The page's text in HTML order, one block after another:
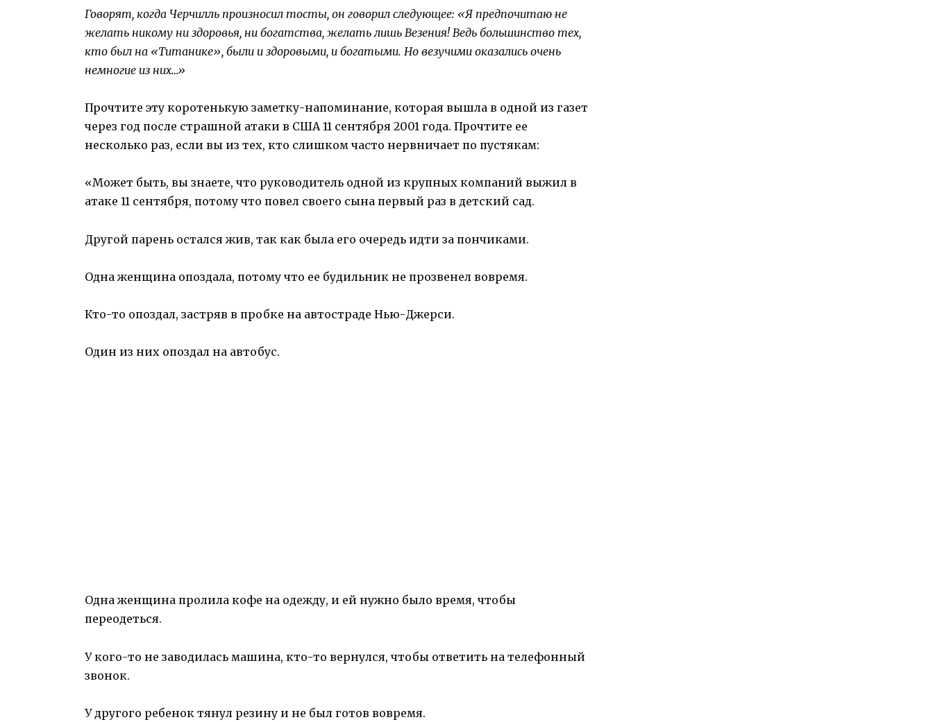
Говорят, когда Черчилль произносил тосты, он говорил следующее: «Я предпочитаю не
желать никому ни здоровья, ни богатства, желать лишь Везения! Ведь большинство тех,
кто был на «Титанике», были и здоровыми, и богатыми. Но везучими оказались очень
немногие из них…»
Прочтите эту коротенькую заметку-напоминание, которая вышла в одной из газет
через год после страшной атаки в США 11 сентября 2001 года. Прочтите ее
несколько раз, если вы из тех, кто слишком часто нервничает по пустякам:
«Может быть, вы знаете, что руководитель одной из крупных компаний выжил в
атаке 11 сентября, потому что повел своего сына первый раз в детский сад.
Другой парень остался жив, так как была его очередь идти за пончиками.
Одна женщина опоздала, потому что ее будильник не прозвенел вовремя.
Кто-то опоздал, застряв в пробке на автостраде Нью-Джерси.
Один из них опоздал на автобус.
Одна женщина пролила кофе на одежду, и ей нужно было время, чтобы
переодеться.
У кого-то не заводилась машина, кто-то вернулся, чтобы ответить на телефонный
звонок.
У другого ребенок тянул резину и не был готов вовремя.